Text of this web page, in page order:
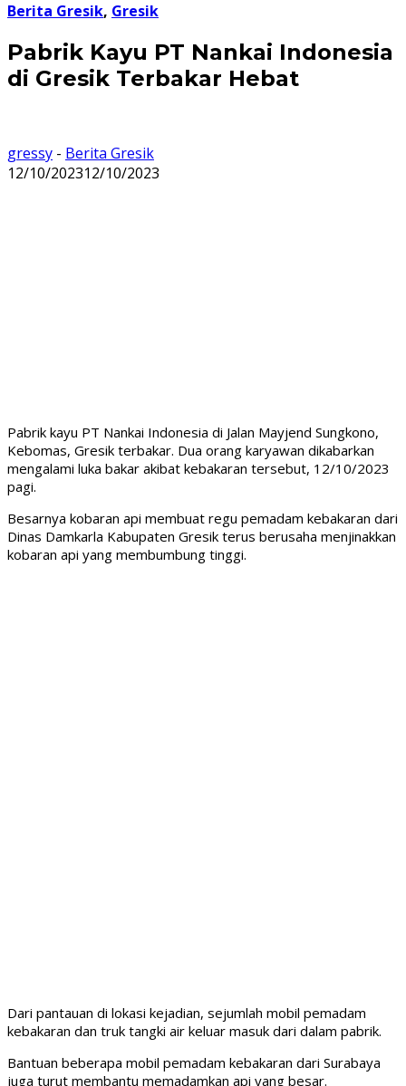
Berita Gresik, Gresik
Pabrik Kayu PT Nankai Indonesia
di Gresik Terbakar Hebat
gressy - Berita Gresik
12/10/202312/10/2023
Pabrik kayu PT Nankai Indonesia di Jalan Mayjend Sungkono,
Kebomas, Gresik terbakar. Dua orang karyawan dikabarkan
mengalami luka bakar akibat kebakaran tersebut, 12/10/2023
pagi.
Besarnya kobaran api membuat regu pemadam kebakaran dari
Dinas Damkarla Kabupaten Gresik terus berusaha menjinakkan
kobaran api yang membumbung tinggi.
Dari pantauan di lokasi kejadian, sejumlah mobil pemadam
kebakaran dan truk tangki air keluar masuk dari dalam pabrik.
Bantuan beberapa mobil pemadam kebakaran dari Surabaya
juga turut membantu memadamkan api yang besar.